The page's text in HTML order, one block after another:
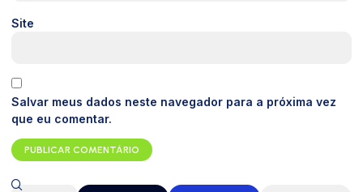
Site
Salvar meus dados neste navegador para a próxima vez
que eu comentar.